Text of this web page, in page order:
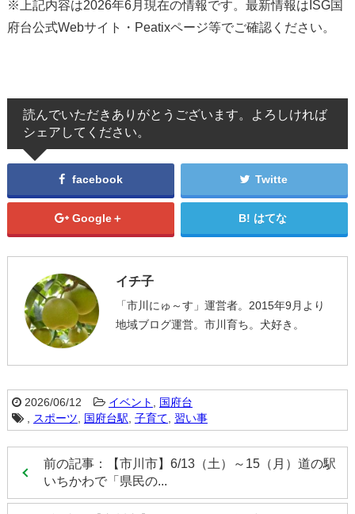
※上記内容は2026年6月現在の情報です。最新情報はISG国
府台公式Webサイト・Peatixページ等でご確認ください。
読んでいただきありがとうございます。よろしければ
シェアしてください。
facebook Twitte
Google＋ はてな
イチ子
「市川にゅ～す」運営者。2015年9月より
地域ブログ運営。市川育ち。犬好き。
2026/06/12 イベント , 国府台
, スポーツ, 国府台駅, 子育て, 習い事
前の記事：【市川市】6/13（土）～15（月）道の駅
いちかわで「県民の...